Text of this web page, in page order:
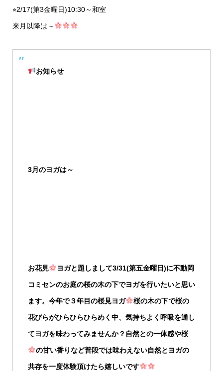
⭐︎2/17(第3金曜日)10:30～和室
来月以降は～
お知らせ
3月のヨガは～
お花見 ヨガと題しまして3/31(第五金曜日)に不動岡
コミセンのお庭の桜の木の下でヨガを行いたいと思い
ます。今年で３年目の桜見ヨガ 桜の木の下で桜の
花びらがひらひらひらめく中、気持ちよく呼吸を通し
てヨガを味わってみませんか？自然との一体感や桜
の甘い香りなど普段では味わえない自然とヨガの
共存を一度体験頂けたら嬉しいです